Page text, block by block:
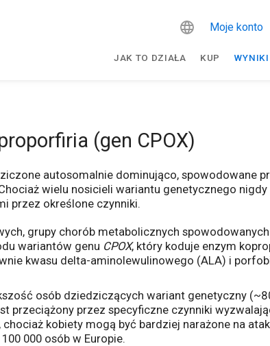
Moje konto
JAK TO DZIAŁA KUP WYNIKI
(gen CPOX)
autosomalnie dominująco, spowodowane
wielu nosicieli wariantu genetycznego
przez określone czynniki.
grupy chorób metabolicznych
wariantów genu CPOX, który koduje enzym
kwasu delta-aminolewulinowego (ALA) i
osób dziedziczących wariant genetyczny
przeciążony przez specyficzne czynniki
kobiety mogą być bardziej narażone na
000 osób w Europie.